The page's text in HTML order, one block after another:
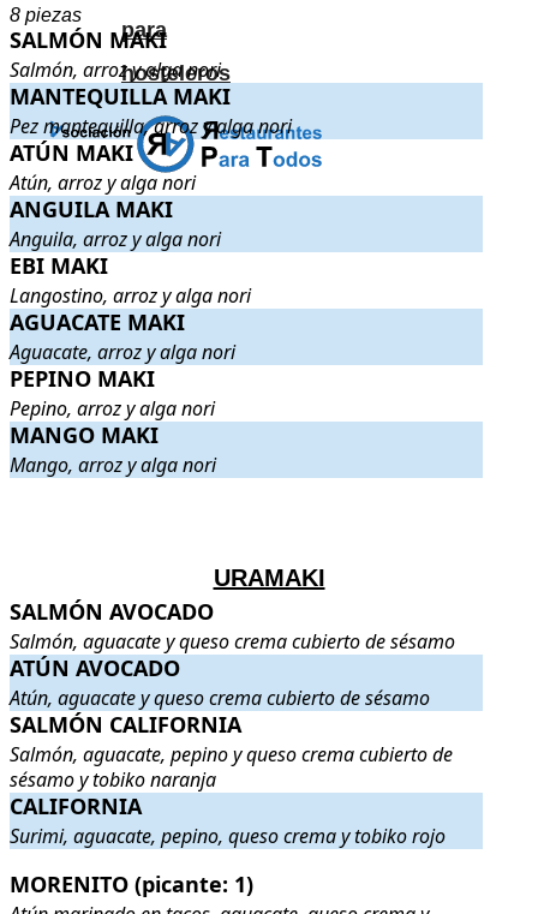
para
hosteleros
8 piezas
SALMÓN MAKI . Salmón, arroz y alga nori
SALMÓN MAKI
Salmón, arroz y alga nori
MANTEQUILLA MAKI . Pez mantequilla, arroz y alga nori
MANTEQUILLA MAKI
Pez mantequilla, arroz y alga nori
ATÚN MAKI . Atún, arroz y alga nori
ATÚN MAKI
Atún, arroz y alga nori
ANGUILA MAKI . Anguila, arroz y alga nori
ANGUILA MAKI
Anguila, arroz y alga nori
EBI MAKI . Langostino, arroz y alga nori
EBI MAKI
Langostino, arroz y alga nori
AGUACATE MAKI . Aguacate, arroz y alga nori
AGUACATE MAKI
Aguacate, arroz y alga nori
PEPINO MAKI . Pepino, arroz y alga nori
PEPINO MAKI
Pepino, arroz y alga nori
MANGO MAKI . Mango, arroz y alga nori
MANGO MAKI
Mango, arroz y alga nori
URAMAKI
SALMÓN AVOCADO . Salmón, aguacate y queso crema cubierto
SALMÓN AVOCADO
Salmón, aguacate y queso crema cubierto de sésamo
ATÚN AVOCADO . Atún, aguacate y queso crema cubierto de
ATÚN AVOCADO
Atún, aguacate y queso crema cubierto de sésamo
SALMÓN CALIFORNIA . Salmón, aguacate, pepino y queso
SALMÓN CALIFORNIA
Salmón, aguacate, pepino y queso crema cubierto de
sésamo y tobiko naranja
CALIFORNIA . Surimi, aguacate, pepino, queso crema y tobiko rojo
CALIFORNIA
Surimi, aguacate, pepino, queso crema y tobiko rojo
MORENITO (picante: 1) . Atún marinado en tacos, aguacate, queso
MORENITO (picante: 1)